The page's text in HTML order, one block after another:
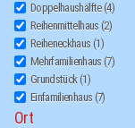
Doppelhaushälfte (4)
Reihenmittelhaus (2)
Reiheneckhaus (1)
Mehrfamilienhaus (7)
Grundstück (1)
Einfamilienhaus (7)
Ort